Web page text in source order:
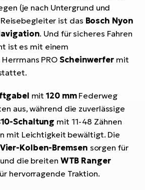
(je nach Untergrund und
ist das Bosch Nyon
. Und für sicheres Fahren
ist es mit einem
Herrmans PROScheinwerfermit
mit120 mmFederweg
aus, während die zuverlässige
Schaltung mit 11-48 Zähnen
mit Leichtigkeit bewältigt. Die
Kolben-Bremsen sorgen für
die breiten WTB Ranger
hervorragende Traktion.